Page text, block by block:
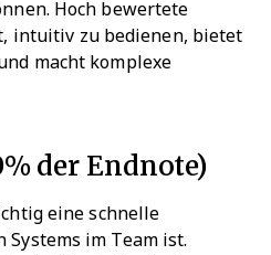
Hoch bewertete
intuitiv zu bedienen, bietet
macht komplexe
der Endnote)
eine schnelle
Systems im Team ist.